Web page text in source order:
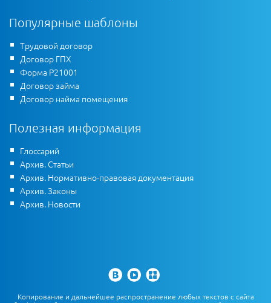
Популярные шаблоны
Трудовой договор
Договор ГПХ
Форма Р21001
Договор займа
Договор найма помещения
Полезная информация
Глоссарий
Архив. Статьи
Архив. Нормативно-правовая документация
Архив. Законы
Архив. Новости
Копирование и дальнейшее распространение любых текстов с сайта